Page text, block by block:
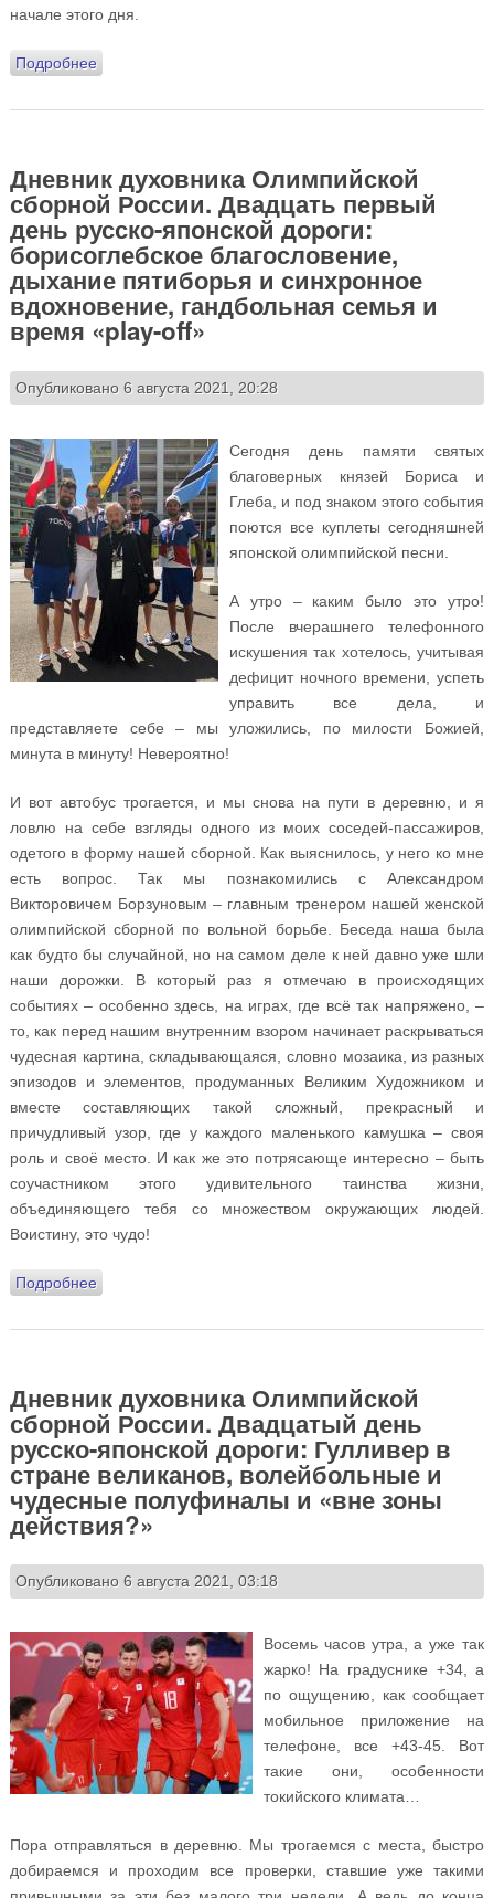
начале этого дня.
Подробнеео Дневник духовника Олимпийской сборной России.
золотые синхронистки, волейбольные финалы, ложь
Дневник духовника Олимпийской
сборной России. Двадцать первый
день русско-японской дороги:
борисоглебское благословение,
дыхание пятиборья и синхронное
вдохновение, гандбольная семья и
время «play-off»
Опубликовано 6 августа 2021, 20:28
Сегодня день памяти святых
благоверных князей Бориса и
Глеба, и под знаком этого события
поются все куплеты сегодняшней
японской олимпийской песни.
А утро – каким было это утро!
После вчерашнего телефонного
искушения так хотелось, учитывая
дефицит ночного времени, успеть
управить все дела, и
представляете себе – мы уложились, по милости Божией,
минута в минуту! Невероятно!
И вот автобус трогается, и мы снова на пути в деревню, и я
ловлю на себе взгляды одного из моих соседей-пассажиров,
одетого в форму нашей сборной. Как выяснилось, у него ко мне
есть вопрос. Так мы познакомились с Александром
Викторовичем Борзуновым – главным тренером нашей женской
олимпийской сборной по вольной борьбе. Беседа наша была
как будто бы случайной, но на самом деле к ней давно уже шли
наши дорожки. В который раз я отмечаю в происходящих
событиях – особенно здесь, на играх, где всё так напряжено, –
то, как перед нашим внутренним взором начинает раскрываться
чудесная картина, складывающаяся, словно мозаика, из разных
эпизодов и элементов, продуманных Великим Художником и
вместе составляющих такой сложный, прекрасный и
причудливый узор, где у каждого маленького камушка – своя
роль и своё место. И как же это потрясающе интересно – быть
соучастником этого удивительного таинства жизни,
объединяющего тебя со множеством окружающих людей.
Воистину, это чудо!
Подробнеео Дневник духовника Олимпийской сборной России.
борисоглебское благословение, дыхание пятиборья и
Дневник духовника Олимпийской
сборной России. Двадцатый день
русско-японской дороги: Гулливер в
стране великанов, волейбольные и
чудесные полуфиналы и «вне зоны
действия?»
Опубликовано 6 августа 2021, 03:18
Восемь часов утра, а уже так
жарко! На градуснике +34, а
по ощущению, как сообщает
мобильное приложение на
телефоне, все +43-45. Вот
такие они, особенности
токийского климата…
Пора отправляться в деревню. Мы трогаемся с места, быстро
добираемся и проходим все проверки, ставшие уже такими